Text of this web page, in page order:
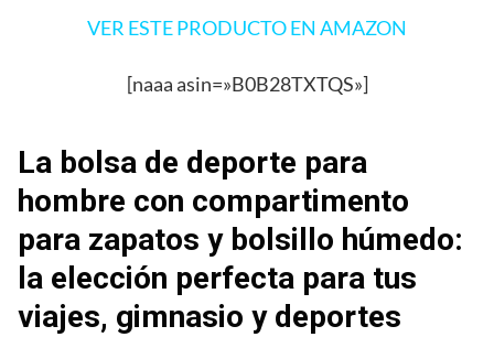
VER ESTE PRODUCTO EN AMAZON
[naaa asin=»B0B28TXTQS»]
La bolsa de deporte para
hombre con compartimento
para zapatos y bolsillo húmedo:
la elección perfecta para tus
viajes, gimnasio y deportes